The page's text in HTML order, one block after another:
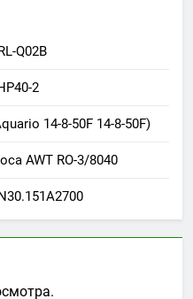
Q02B
2
14-8-50F 14-8-50F)
AWT RO-3/8040